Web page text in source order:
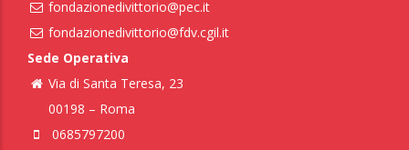
fondazionedivittorio@pec.it
fondazionedivittorio@fdv.cgil.it
Sede Operativa
Via di Santa Teresa, 23
00198 – Roma
0685797200